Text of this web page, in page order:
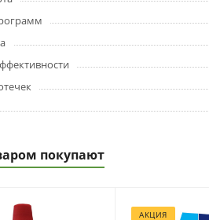
покупают
АКЦИЯ